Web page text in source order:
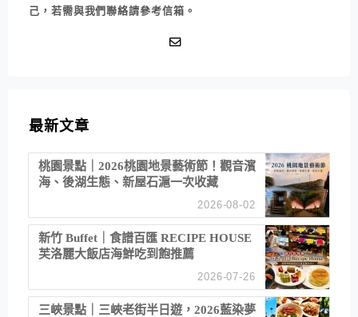
己，若需與我們聯絡請參考信箱。
最新文章
桃園景點｜2026桃園地景藝術節！觀音濱
海、後湖生態、新屋石滬一次收藏
2026-08-02
新竹 Buffet｜食譜百匯 RECIPE HOUSE
芙洛麗大飯店海鮮吃到飽推薦
2026-07-26
三峽景點｜三峽老街半日遊，2026藍染夢